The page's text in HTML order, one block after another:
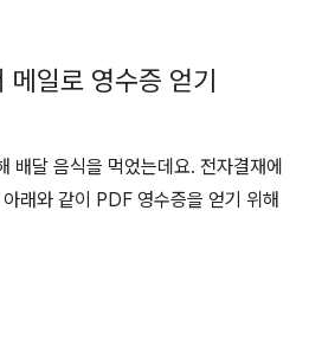
일로 영수증 얻기
배달 음식을 먹었는데요. 전자결재에
래와 같이 PDF 영수증을 얻기 위해